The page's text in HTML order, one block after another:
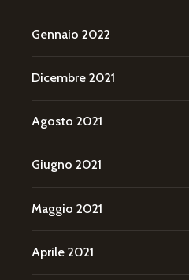
Gennaio 2022
Dicembre 2021
Agosto 2021
Giugno 2021
Maggio 2021
Aprile 2021